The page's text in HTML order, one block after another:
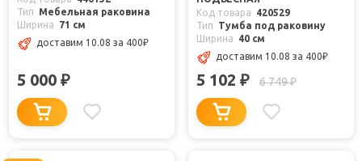
Тип
Мебельная раковина
Ширина
71 см
доставим 10.08 за 400₽
5 000 ₽
Код товара
420529
Тип
Тумба под раковину
Ширина
40 см
доставим 10.08 за 400₽
5 102 ₽ 6 749₽